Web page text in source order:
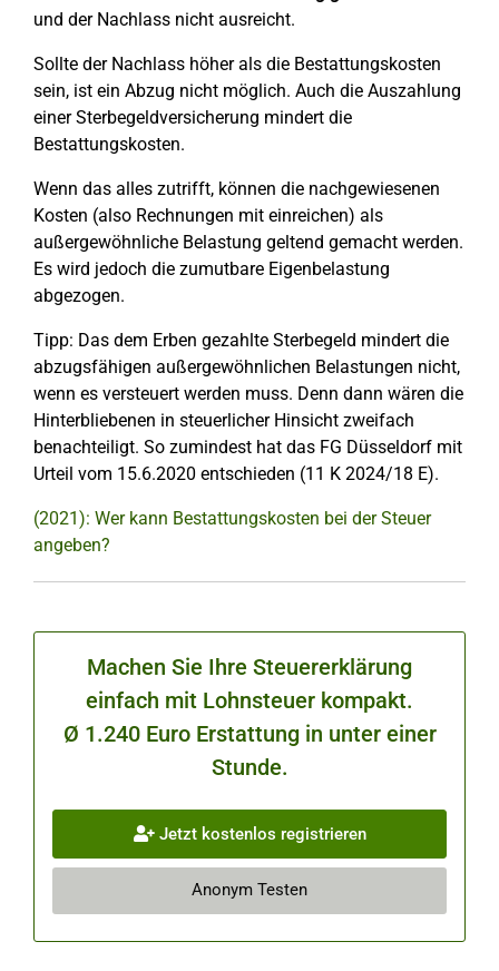
und der Nachlass nicht ausreicht.
Sollte der Nachlass höher als die Bestattungskosten
sein, ist ein Abzug nicht möglich. Auch die Auszahlung
einer Sterbegeldversicherung mindert die
Bestattungskosten.
Wenn das alles zutrifft, können die nachgewiesenen
Kosten (also Rechnungen mit einreichen) als
außergewöhnliche Belastung geltend gemacht werden.
Es wird jedoch die zumutbare Eigenbelastung
abgezogen.
Tipp: Das dem Erben gezahlte Sterbegeld mindert die
abzugsfähigen außergewöhnlichen Belastungen nicht,
wenn es versteuert werden muss. Denn dann wären die
Hinterbliebenen in steuerlicher Hinsicht zweifach
benachteiligt. So zumindest hat das FG Düsseldorf mit
Urteil vom 15.6.2020 entschieden (11 K 2024/18 E).
(2021): Wer kann Bestattungskosten bei der Steuer
angeben?
Machen Sie Ihre Steuererklärung
einfach mit Lohnsteuer kompakt.
Ø 1.240 Euro Erstattung in unter einer
Stunde.
Jetzt kostenlos registrieren
Anonym Testen